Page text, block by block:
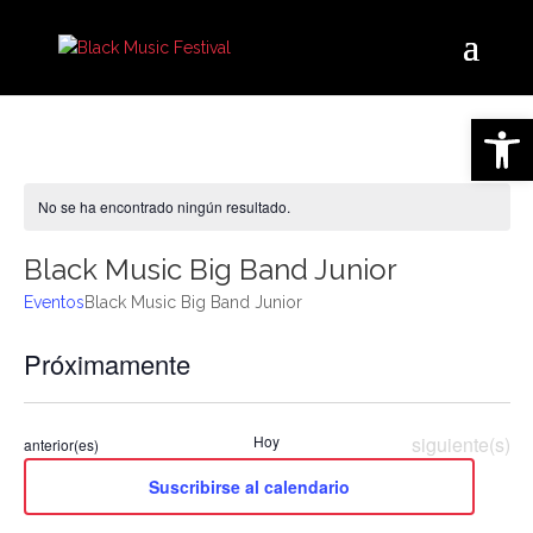
Aviso
No se ha encontrado ningún resultado.
Black Music Big Band Junior
EventosBlack Music Big Band Junior
de
de
Próximamente
Eventos
anterior(es) Hoy Eventos
siguiente(s)
Suscribirse al calendario
Abrir